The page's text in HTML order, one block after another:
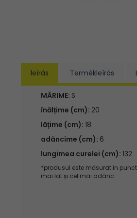
leírás Termékleírás
MĂRIME: S
înălțime (cm): 20
lățime (cm): 18
adâncime (cm): 6
lungimea curelei (cm): 132
*produsul este măsurat în
mai lat și cel mai adânc